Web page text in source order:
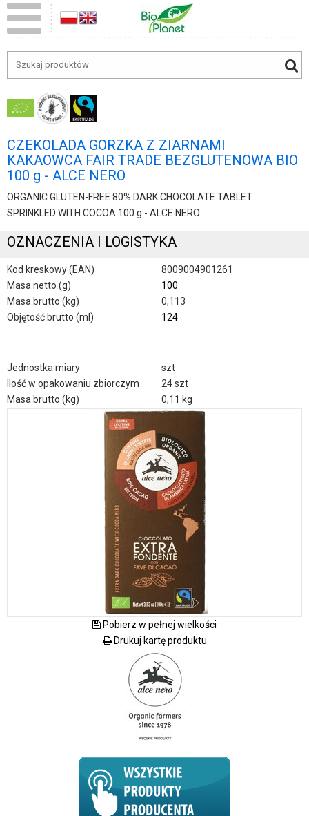
CZEKOLADA GORZKA Z ZIARNAMI
KAKAOWCA FAIR TRADE BEZGLUTENOWA BIO
100 g - ALCE NERO
ORGANIC GLUTEN-FREE 80% DARK CHOCOLATE TABLET
SPRINKLED WITH COCOA 100 g - ALCE NERO
OZNACZENIA I LOGISTYKA
Kod kreskowy (EAN)
8009004901261
Masa netto (g)
100
Masa brutto (kg)
0,113
Objętość brutto (ml)
124
Jednostka miary
szt
Ilość w opakowaniu zbiorczym
24 szt
Masa brutto (kg)
0,11 kg
Pobierz w pełnej wielkości
Drukuj kartę produktu